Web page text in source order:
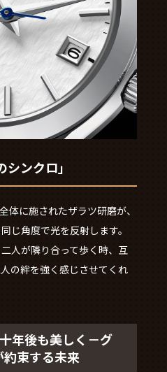
ンクロ」
体に施されたザラツ研磨が、
じ角度で光を反射します。
人が隣り合って歩く時、互
の絆を強く感じさせてくれ
年後も美しく－グ
束する未来